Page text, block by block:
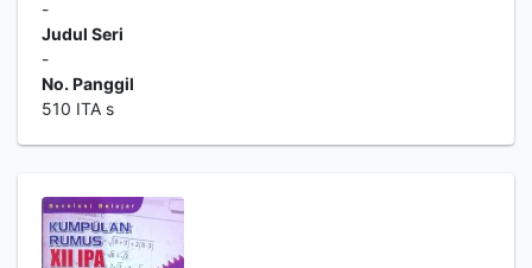
-
Judul Seri
-
No. Panggil
510 ITA s